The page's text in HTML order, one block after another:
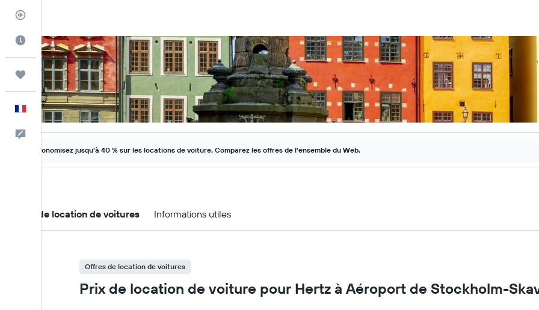
Meilleur moment pour voyager
Trips
Français
Commentaires
Économisez jusqu'à 40 % sur les locations de voiture. Comparez les offres de l'ensemble du Web.
Offres de location de voitures Informations utiles
Offres de location de voitures
Prix de location de voiture pour Hertz à Aéroport de Stockholm-